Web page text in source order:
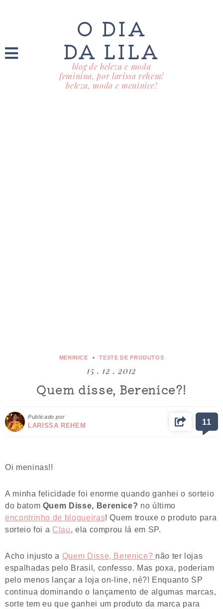
O DIA
DA LILA
blog de beleza e moda
feminina, por larissa rehem!
beleza, moda e meninice!
MENINICE TESTE DE PRODUTOS
15 . 12 . 2012
Quem disse, Berenice?!
Publicado por
LARISSA REHEM 11
Oi meninas!!
A minha felicidade foi enorme quando ganhei o sorteio
do batom Quem Disse, Berenice? no último
encontrinho de blogueiras! Quem trouxe o produto para
sorteio foi a Clau, ela comprou lá em SP.
Acho injusto a Quem Disse, Berenice? não ter lojas
espalhadas pelo Brasil, confesso. Mas poxa, poderiam
pelo menos lançar a loja on-line, né?! Enquanto SP
continua dominando o lançamento de algumas marcas,
sorte tem eu que ganhei um produto da marca para